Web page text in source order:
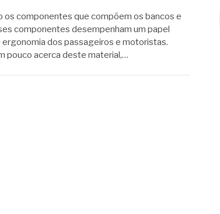
componentes que compõem os bancos e
componentes desempenham um papel
dos passageiros e motoristas.
pouco acerca deste material,…